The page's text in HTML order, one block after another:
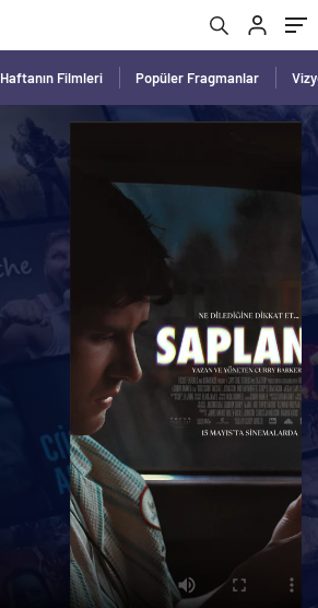
Haftanın Filmleri Popüler Fragmanlar